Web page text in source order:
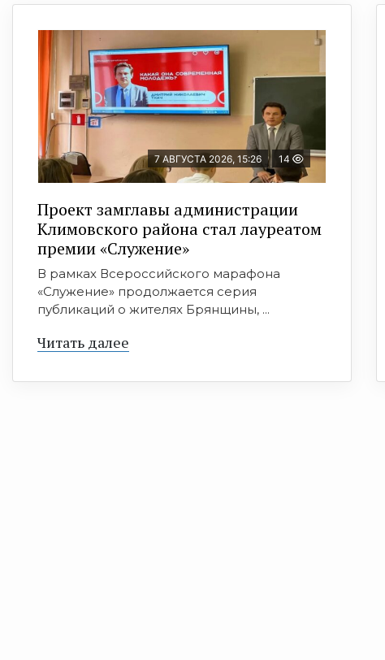
7 АВГУСТА 2026, 15:26 14
Проект замглавы администрации
Климовского района стал лауреатом
премии «Служение»
В рамках Всероссийского марафона
«Служение» продолжается серия
публикаций о жителях Брянщины, ...
Читать далее